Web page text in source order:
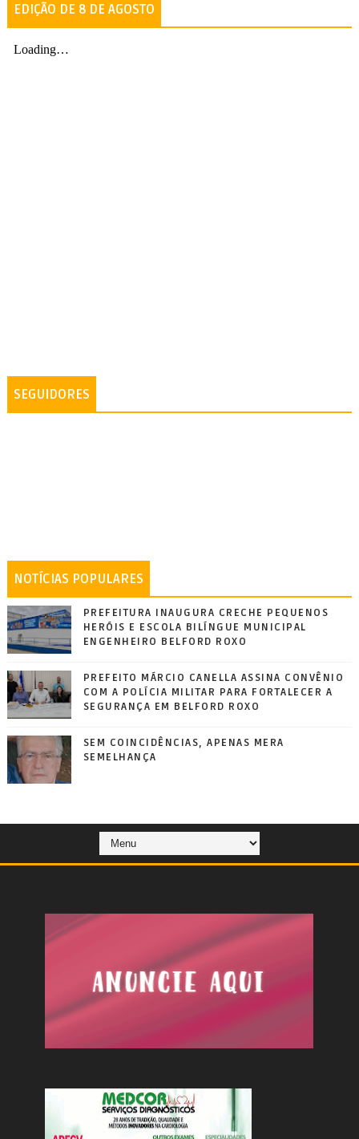
EDIÇÃO DE 8 DE AGOSTO
SEGUIDORES
NOTÍCIAS POPULARES
PREFEITURA INAUGURA CRECHE PEQUENOS
HERÓIS E ESCOLA BILÍNGUE MUNICIPAL
ENGENHEIRO BELFORD ROXO
PREFEITO MÁRCIO CANELLA ASSINA CONVÊNIO
COM A POLÍCIA MILITAR PARA FORTALECER A
SEGURANÇA EM BELFORD ROXO
SEM COINCIDÊNCIAS, APENAS MERA
SEMELHANÇA